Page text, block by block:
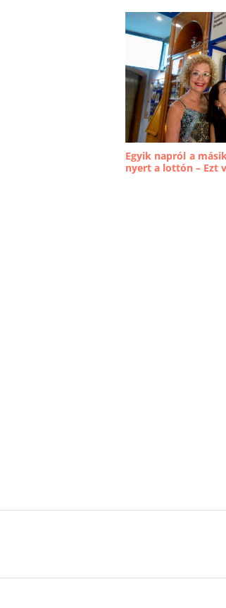
Egyik napról a
nyert a lottón – Ezt